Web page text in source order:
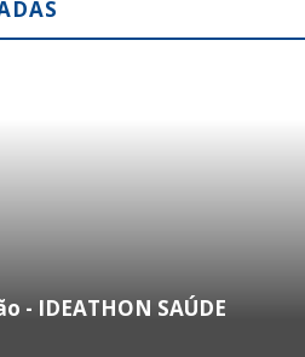
- IDEATHON SAÚDE